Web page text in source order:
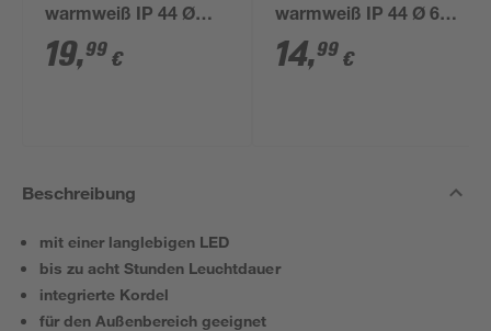
warmweiß IP 44 Ø
22,5 x 24 cm
19,99 €
warmweiß IP 44 Ø 6 x
10 cm
14,99 €
Beschreibung
mit einer langlebigen LED
bis zu acht Stunden Leuchtdauer
integrierte Kordel
für den Außenbereich geeignet